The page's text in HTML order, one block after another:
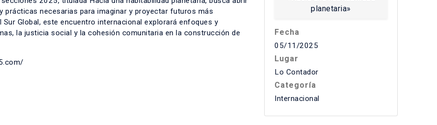
necesarias para imaginar y proyectar futuros más
Global, este encuentro internacional explorará enfoques y
la justicia social y la cohesión comunitaria en la construcción de
Fecha
05/11/2025
Lugar
Lo Contador
Categoría
Internacional